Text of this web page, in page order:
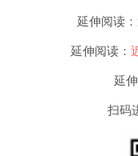
延伸阅读：
延伸阅读：
延
扫码